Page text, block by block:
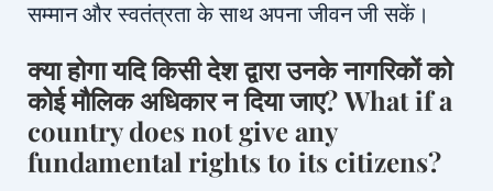
सम्मान और स्वतंत्रता के साथ अपना जीवन जी सकें।
क्या होगा यदि किसी देश द्वारा उनके नागरिकों को
कोई मौलिक अधिकार न दिया जाए? What if a
country does not give any
fundamental rights to its citizens?